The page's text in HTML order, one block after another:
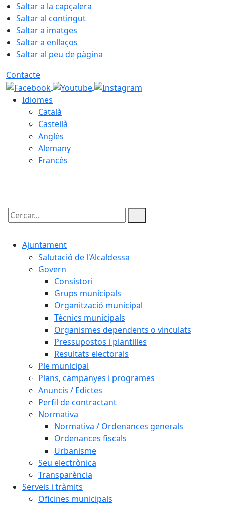
Saltar a la capçalera
Saltar al contingut
Saltar a imatges
Saltar a enllaços
Saltar al peu de pàgina
Contacte
Idiomes
Català
Castellà
Anglès
Alemany
Francès
Cercar:
Ajuntament
Salutació de l'Alcaldessa
Govern
Consistori
Grups municipals
Organització municipal
Tècnics municipals
Organismes dependents o vinculats
Pressupostos i plantilles
Resultats electorals
Ple municipal
Plans, campanyes i programes
Anuncis / Edictes
Perfil de contractant
Normativa
Normativa / Ordenances generals
Ordenances fiscals
Urbanisme
Seu electrònica
Transparència
Serveis i tràmits
Oficines municipals